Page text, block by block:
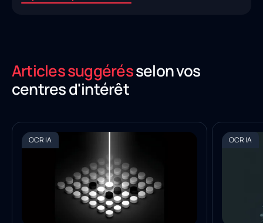
Articles suggérésselon vos
centres d'intérêt
OCR IA OCR IA